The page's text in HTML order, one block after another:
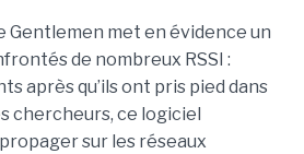
Gentlemen met en évidence un
de nombreux RSSI :
après qu’ils ont pris pied dans
chercheurs, ce logiciel
sur les réseaux